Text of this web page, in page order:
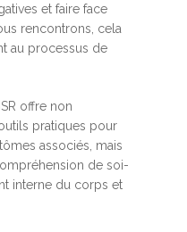
et faire face
rencontrons, cela
au processus de
offre non
pratiques pour
associés, mais
de soi-
interne du corps et